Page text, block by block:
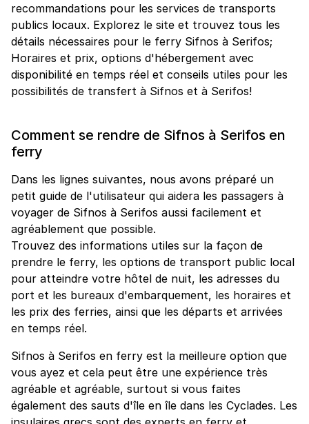
recommandations pour les services de transports
publics locaux. Explorez le site et trouvez tous les
détails nécessaires pour le ferry Sifnos à Serifos;
Horaires et prix, options d'hébergement avec
disponibilité en temps réel et conseils utiles pour les
possibilités de transfert à Sifnos et à Serifos!
Comment se rendre de Sifnos à Serifos en
ferry
Dans les lignes suivantes, nous avons préparé un
petit guide de l'utilisateur qui aidera les passagers à
voyager de Sifnos à Serifos aussi facilement et
agréablement que possible.
Trouvez des informations utiles sur la façon de
prendre le ferry, les options de transport public local
pour atteindre votre hôtel de nuit, les adresses du
port et les bureaux d'embarquement, les horaires et
les prix des ferries, ainsi que les départs et arrivées
en temps réel.
Sifnos à Serifos en ferry est la meilleure option que
vous ayez et cela peut être une expérience très
agréable et agréable, surtout si vous faites
également des sauts d'île en île dans les Cyclades. Les